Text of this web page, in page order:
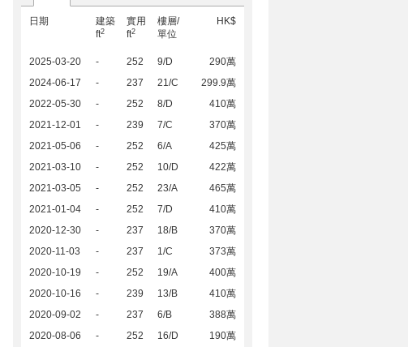
日期
建築
ft2
實用
ft2
樓層/
單位
HK$
2025-03-20 - 252 9/D
290萬
2024-06-17
- 237 21/C
299.9萬
2022-05-30
- 252 8/D
410萬
2021-12-01
- 239 7/C
370萬
2021-05-06
- 252 6/A
425萬
2021-03-10
- 252 10/D
422萬
2021-03-05
- 252 23/A
465萬
2021-01-04
- 252 7/D
410萬
2020-12-30
- 237 18/B
370萬
2020-11-03
- 237 1/C
373萬
2020-10-19
- 252 19/A
400萬
2020-10-16
- 239 13/B
410萬
2020-09-02
- 237 6/B
388萬
2020-08-06
- 252 16/D
190萬